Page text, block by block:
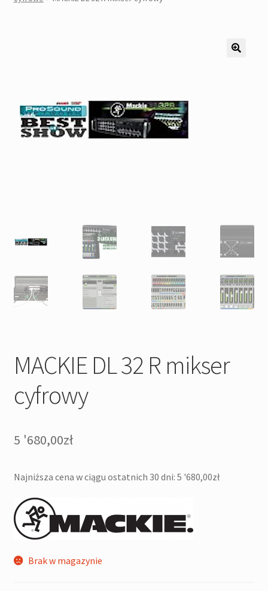
Pozostałe
MACKIE DL 32 R mikser
cyfrowy
5 '680,00zł
Najniższa cena w ciągu ostatnich 30 dni: 5 '680,00zł
Brak w magazynie